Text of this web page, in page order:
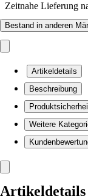
Zeitnahe Lieferung
Bestand in anderen
Artikeldetails
Beschreibung
Weitere
Artikeldetails